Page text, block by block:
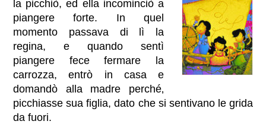
la picchiò, ed ella incominciò a
piangere forte. In quel
momento passava di lì la
regina, e quando sentì
piangere fece fermare la
carrozza, entrò in casa e
domandò alla madre perché‚
picchiasse sua figlia, dato che si sentivano le grida
da fuori.